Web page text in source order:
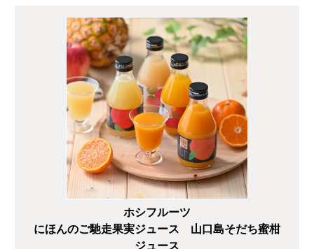
ホシフルーツ
にほんのご馳走果実ジュース 山口島そだち蜜柑
ジュース